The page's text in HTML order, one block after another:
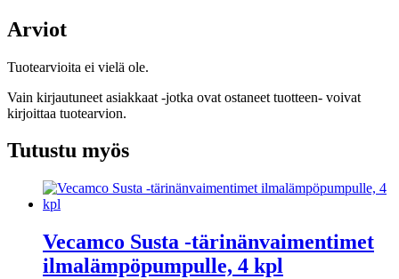
Arviot
Tuotearvioita ei vielä ole.
Vain kirjautuneet asiakkaat -jotka ovat ostaneet tuotteen- voivat
kirjoittaa tuotearvion.
Tutustu myös
Vecamco Susta -tärinänvaimentimet
ilmalämpöpumpulle, 4 kpl